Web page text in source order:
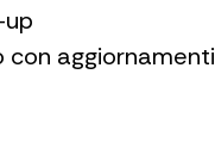
con aggiornamenti